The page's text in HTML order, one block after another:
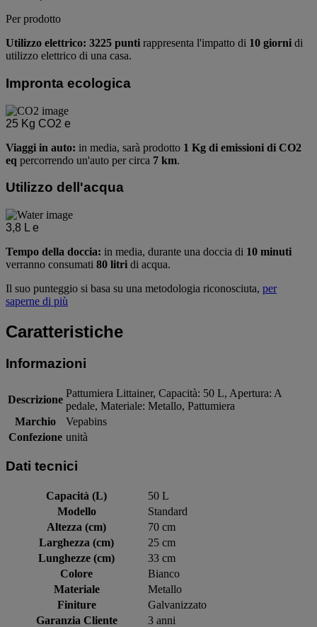
Per prodotto
Utilizzo elettrico: 3225 punti rappresenta l'impatto di 10 giorni di
utilizzo elettrico di una casa.
Impronta ecologica
25 Kg CO2 e
Viaggi in auto: in media, sarà prodotto 1 Kg di emissioni di CO2
eq percorrendo un'auto per circa 7 km.
Utilizzo dell'acqua
3,8 L e
Tempo della doccia: in media, durante una doccia di 10 minuti
verranno consumati 80 litri di acqua.
Il suo punteggio si basa su una metodologia riconosciuta, per
saperne di più
Caratteristiche
Informazioni
Descrizione
Pattumiera Littainer, Capacità: 50 L, Apertura: A
pedale, Materiale: Metallo, Pattumiera
Marchio
Vepabins
Confezione unità
Dati tecnici
Capacità (L)
50 L
Modello
Standard
Altezza (cm)
70 cm
Larghezza (cm)
25 cm
Lunghezze (cm)
33 cm
Colore
Bianco
Materiale
Metallo
Finiture
Galvanizzato
Garanzia Cliente
3 anni